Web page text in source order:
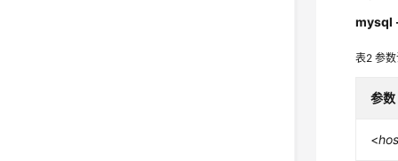
mysql
表2参
参数
<